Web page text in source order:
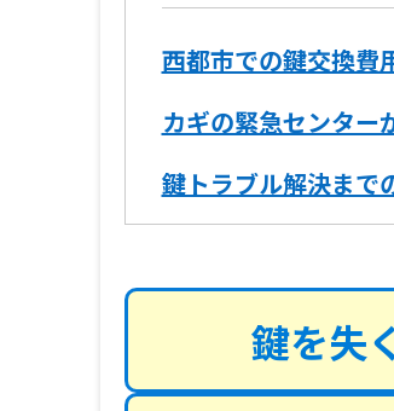
西都市での鍵交換費
カギの緊急センター
鍵トラブル解決まで
鍵を失